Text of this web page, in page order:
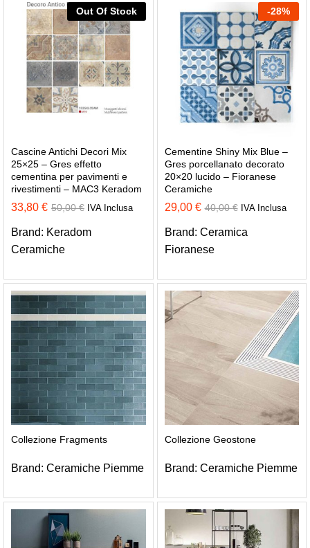
Out Of Stock
Cascine Antichi Decori Mix
25×25 – Gres effetto
cementina per pavimenti e
rivestimenti – MAC3 Keradom
33,80 € 50,00€ IVA Inclusa
Brand: Keradom
Ceramiche
-28%
Cementine Shiny Mix Blue –
Gres porcellanato decorato
20×20 lucido – Fioranese
Ceramiche
29,00 € 40,00€ IVA Inclusa
Brand: Ceramica
Fioranese
Collezione Fragments
Brand: Ceramiche Piemme
Collezione Geostone
Brand: Ceramiche Piemme